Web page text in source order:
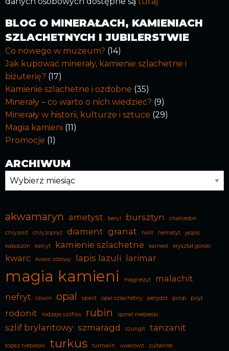
BLOG O MINERAŁACH, KAMIENIACH
SZLACHETNYCH I JUBILERSTWIE
Co nowego w muzeum? (14)
Jak kupować minerały, kamienie szlachetne i
biżuterię? (17)
Kamienie szlachetne i ozdobne (35)
Minerały – co warto o nich wiedzieć? (9)
Minerały w historii, kulturze i sztuce (29)
Magia kamieni (11)
Promocje (1)
ARCHIWUM
Archiwum
akwamaryn ametyst beryl bursztyn chalcedon
chryzolit chryzopraz diament granat halit hematyt
jaspis
kaboszon
kalcyt kamienie szlachetne karneol kryształ górski
kwarc kwarc różowy lapis lazuli larimar
magia kamieni magnezyt
malachit
nefryt
oliwin opal opalit opal szlachetny perydot pirop piryt
rodonit rodzaje szlifów rubin spinel niebieski
szlif brylantowy szmaragd szungit tanzanit
topaz niebieski turkus turmalin uwarowit zultanite